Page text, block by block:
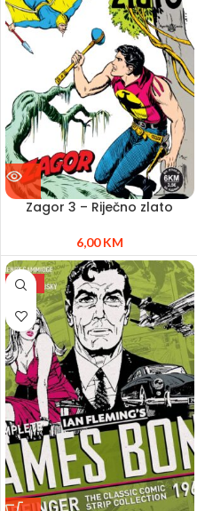
Zagor 3 – Riječno zlato
6,00KM
NEW